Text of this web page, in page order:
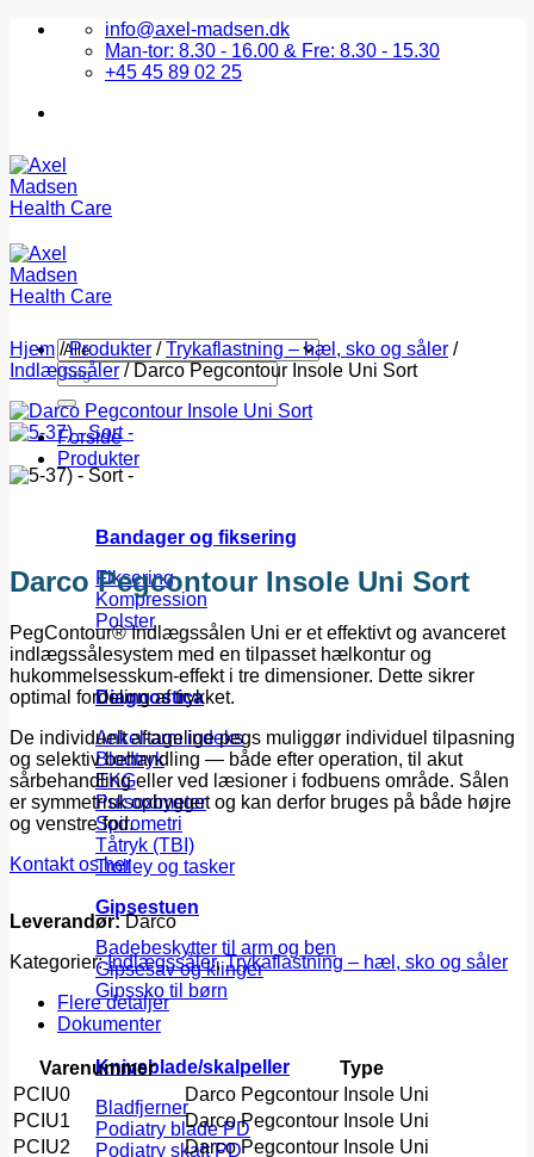
Fortsæt
info@axel-madsen.dk
Man-tor: 8.30 - 16.00 & Fre: 8.30 - 15.30
+45 45 89 02 25
Søg
efter:
Forside
Produkter
Bandager og fiksering
Fiksering
Kompression
Polster
Diagnostica
Ankel-arm indeks
Blodtryk
EKG
Pulsoximeter
Spirometri
Tåtryk (TBI)
Trolley og tasker
Gipsestuen
Badebeskytter til arm og ben
Gipsesav og klinger
Gipssko til børn
Knivsblade/skalpeller
Bladfjerner
Podiatry blade PD
Podiatry skaft PD
Hjem /Produkter /Trykaflastning – hæl, sko og såler /
Indlægssåler / Darco Pegcontour Insole Uni Sort
Darco Pegcontour Insole Uni Sort
PegContour® Indlægssålen Uni er et effektivt og avanceret
indlægssålesystem med en tilpasset hælkontur og
hukommelsesskum-effekt i tre dimensioner. Dette sikrer
optimal fordeling af trykket.
De individuelt aftagelige pegs muliggør individuel tilpasning
og selektiv behandling — både efter operation, til akut
sårbehandling eller ved læsioner i fodbuens område. Sålen
er symmetrisk opbygget og kan derfor bruges på både højre
og venstre fod.
Kontakt os her
Leverandør:Darco
Kategorier:Indlægssåler,Trykaflastning – hæl, sko og såler
Flere detaljer
Dokumenter
Varenummer
Type
PCIU0
Darco Pegcontour Insole Uni
PCIU1
Darco Pegcontour Insole Uni
PCIU2
Darco Pegcontour Insole Uni